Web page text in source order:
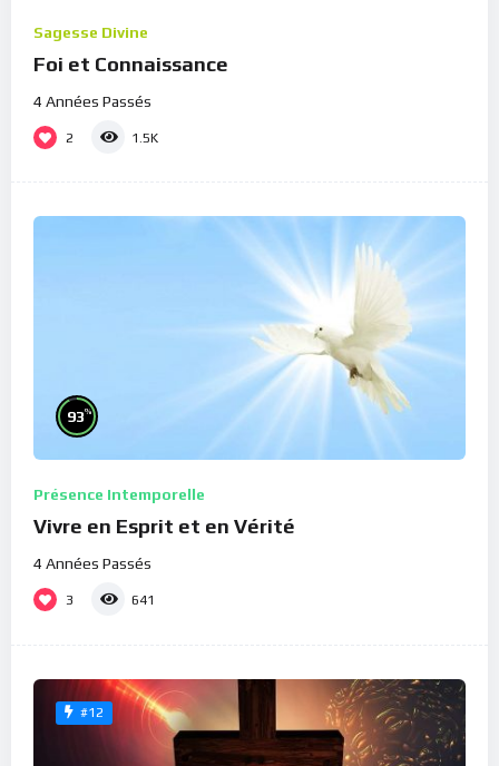
Sagesse Divine
Foi et Connaissance
4 Années Passés
2 1.5K
93%
Présence Intemporelle
Vivre en Esprit et en Vérité
4 Années Passés
3 641
#12